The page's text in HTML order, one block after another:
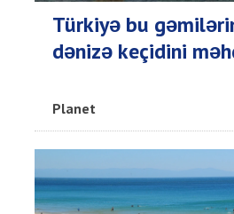
Türkiyə bu
dənizə keçidini
Planet